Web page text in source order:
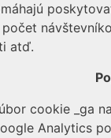
atď.
cookie _ga
Analytics